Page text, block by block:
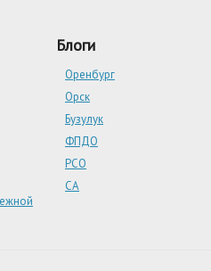
Блоги
Оренбург
Орск
Бузулук
ФПДО
РСО
СА